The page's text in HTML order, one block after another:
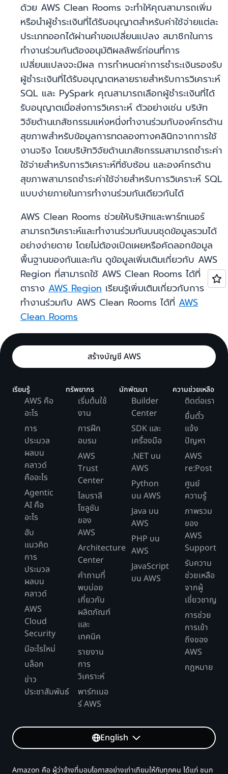
ด้วย AWS Clean Rooms จะทำให้คุณสามารถเพิ่ม
หรือนำผู้ชำระเงินที่ได้รับอนุญาตสำหรับค่าใช้จ่ายแต่ละ
ประเภทออกได้ผ่านคำขอเปลี่ยนแปลง สมาชิกในการ
ทำงานร่วมกันต้องอนุมัติผลลัพธ์ก่อนที่การ
เปลี่ยนแปลงจะมีผล การกำหนดค่าการชำระเงินรองรับ
ผู้ชำระเงินที่ได้รับอนุญาตหลายรายสำหรับการวิเคราะห์
SQL และ PySpark คุณสามารถเลือกผู้ชำระเงินที่ได้
รับอนุญาตเมื่อส่งการวิเคราะห์ ตัวอย่างเช่น บริษัท
วิจัยด้านเภสัชกรรมแห่งหนึ่งทำงานร่วมกับองค์กรด้าน
สุขภาพสำหรับข้อมูลการทดลองทางคลินิกจากการใช้
งานจริง โดยบริษัทวิจัยด้านเภสัชกรรมสามารถชำระค่า
ใช้จ่ายสำหรับการวิเคราะห์ที่ซับซ้อน และองค์กรด้าน
สุขภาพสามารถชำระค่าใช้จ่ายสำหรับการวิเคราะห์ SQL
แบบง่ายภายในการทำงานร่วมกันเดียวกันได้
AWS Clean Rooms ช่วยให้บริษัทและพาร์ทเนอร์
สามารถวิเคราะห์และทำงานร่วมกันบนชุดข้อมูลรวมได้
อย่างง่ายดาย โดยไม่ต้องเปิดเผยหรือคัดลอกข้อมูล
พื้นฐานของกันและกัน ดูข้อมูลเพิ่มเติมเกี่ยวกับ AWS
Region ที่สามารถใช้ AWS Clean Rooms ได้ที่
ตาราง AWS Region เรียนรู้เพิ่มเติมเกี่ยวกับการ
ทำงานร่วมกับ AWS Clean Rooms ได้ที่ AWS
Clean Rooms
สร้างบัญชี AWS
เรียนรู้
AWS คือ
อะไร
การ
ประมวล
ผลบน
คลาวด์
คืออะไร
Agentic
AI คือ
อะไร
ฮับ
แนวคิด
การ
ประมวล
ผลบน
คลาวด์
AWS
Cloud
Security
มีอะไรใหม่
บล็อก
ข่าว
ประชาสัมพันธ์
ทรัพยากร
เริ่มต้นใช้
งาน
การฝึก
อบรม
AWS
Trust
Center
ไลบราลี
โซลูชัน
ของ
AWS
Architecture
Center
คำถามที่
พบบ่อย
เกี่ยวกับ
ผลิตภัณฑ์
และ
เทคนิค
รายงาน
การ
วิเคราะห์
พาร์ทเนอ
ร์ AWS
นักพัฒนา
Builder
Center
SDK และ
เครื่องมือ
.NET บน
AWS
Python
บน AWS
Java บน
AWS
PHP บน
AWS
JavaScript
บน AWS
ความช่วยเหลือ
ติดต่อเรา
ยื่นตั๋ว
แจ้ง
ปัญหา
AWS
re:Post
ศูนย์
ความรู้
ภาพรวม
ของ
AWS
Support
รับความ
ช่วยเหลือ
จากผู้
เชี่ยวชาญ
การช่วย
การเข้า
ถึงของ
AWS
กฎหมาย
English
Amazon คือ ผู้ว่าจ้างที่มอบโอกาสอย่างเท่าเทียมให้กับทุกคน ได้แก่ ชนก